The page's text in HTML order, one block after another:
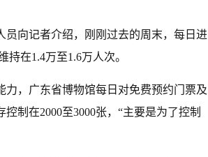
员向记者介绍，刚刚过去的周末，每日进
在1.4万至1.6万人次。
，广东省博物馆每日对免费预约门票及
制在2000至3000张，“主要是为了控制